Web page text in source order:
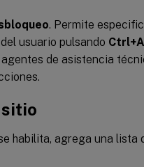
. Permite
usuario pulsando
de asistencia
habilita, agrega una